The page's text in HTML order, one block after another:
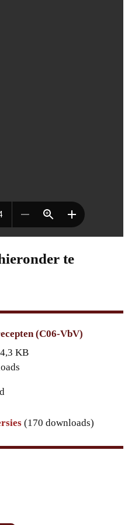
te
(C06-VbV)
KB
(170 downloads)